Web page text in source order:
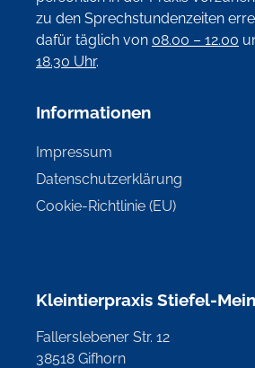
zu den Sprechstundenzeiten
dafür täglich von 08.00 – 12.00
18.30 Uhr.
Informationen
Impressum
Datenschutzerklärung
Cookie-Richtlinie (EU)
Kleintierpraxis Stiefel-
Fallerslebener Str. 12
38518 Gifhorn